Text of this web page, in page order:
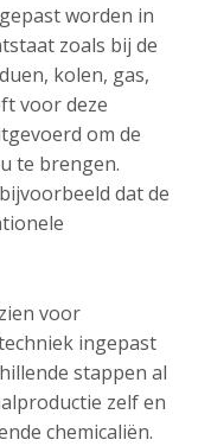
worden in
zoals bij de
kolen, gas,
voor deze
om de
te brengen.
dat de
voor
ingepast
stappen al
zelf en
chemicaliën.